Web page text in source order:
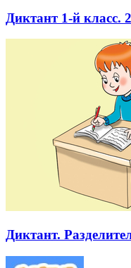
Диктант 1-й класс.
Диктант.